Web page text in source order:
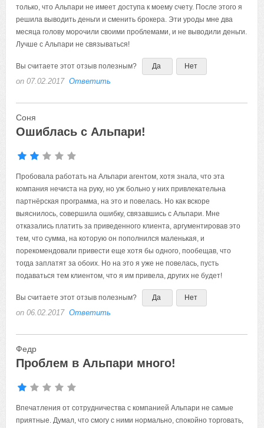
только, что Альпари не имеет доступа к моему счету. После этого я
решила выводить деньги и сменить брокера. Эти уроды мне два
месяца голову морочили своими проблемами, и не выводили деньги.
Лучше с Альпари не связываться!
Вы считаете этот отзыв полезным? Да Нет
on 07.02.2017 Ответить
Соня
Ошиблась с Альпари!
Пробовала работать на Альпари агентом, хотя знала, что эта
компания нечиста на руку, но уж больно у них привлекательна
партнёрская программа, на это и повелась. Но как вскоре
выяснилось, совершила ошибку, связавшись с Альпари. Мне
отказались платить за приведенного клиента, аргументировав это
тем, что сумма, на которую он пополнился маленькая, и
порекомендовали привести еще хотя бы одного, пообещав, что
тогда заплатят за обоих. Но на это я уже не повелась, пусть
подаваться тем клиентом, что я им привела, других не будет!
Вы считаете этот отзыв полезным? Да Нет
on 06.02.2017 Ответить
Федр
Проблем в Альпари много!
Впечатления от сотрудничества с компанией Альпари не самые
приятные. Думал, что смогу с ними нормально, спокойно торговать,